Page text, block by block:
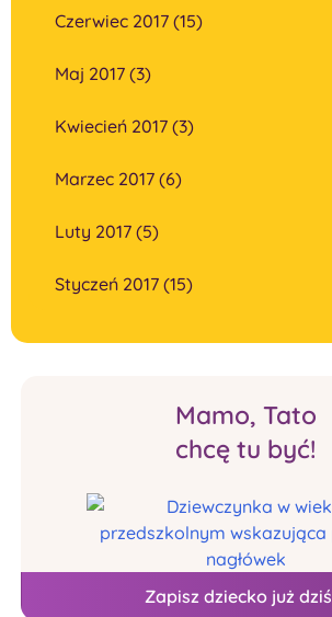
Czerwiec 2017 (15)
Maj 2017 (3)
Kwiecień 2017 (3)
Marzec 2017 (6)
Luty 2017 (5)
Styczeń 2017 (15)
Mamo, Tato
chcę tu być!
Zapisz dziecko już dziś